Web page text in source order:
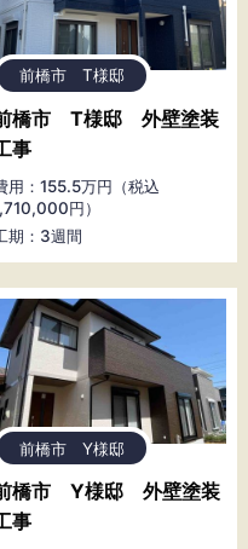
前橋市 T様邸
橋市 T様邸 外壁塗装
事
用：155.5万円（税込
円）
期：3週間
前橋市 Y様邸
橋市 Y様邸 外壁塗装
事